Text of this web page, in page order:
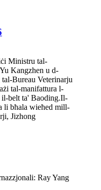
Ministru tal-
Kangzhen u d-
Bureau Veterinarju
tal-manifattura l-
belt ta' Baoding.Il-
li bħala wieħed mill-
Jizhong
Ray Yang